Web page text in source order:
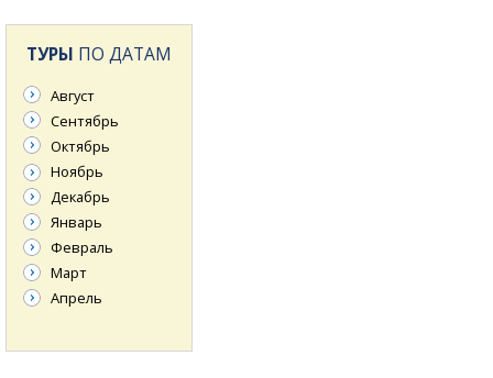
ТУРЫ ПО ДАТАМ
Август
Сентябрь
Октябрь
Ноябрь
Декабрь
Январь
Февраль
Март
Апрель